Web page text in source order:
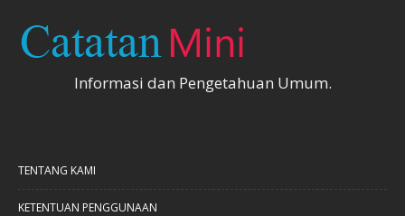
Informasi dan Pengetahuan Umum.
TENTANG KAMI
KETENTUAN PENGGUNAAN